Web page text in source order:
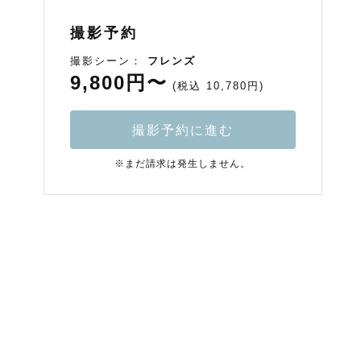
撮影予約
撮影シーン： フレンズ
9,800円〜 (税込 10,780円)
撮影予約に進む
※まだ請求は発生しません。